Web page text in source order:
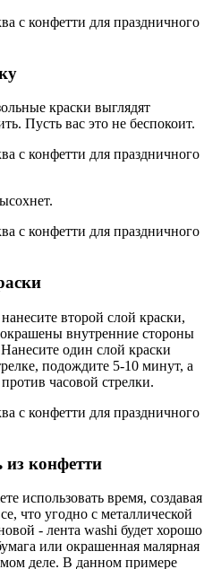
краски выглядят
Пусть вас это не беспокоит.
второй слой краски,
внутренние стороны
один слой краски
подождите 5-10 минут, а
часовой стрелки.
из конфетти
использовать время, создавая
что угодно с металлической
- лента washi будет хорошо
или окрашенная малярная
деле. В данном примере